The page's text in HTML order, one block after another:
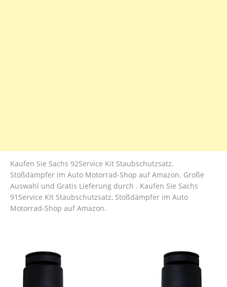
Kaufen Sie Sachs 92Service Kit Staubschutzsatz,
Stoßdämpfer im Auto Motorrad-Shop auf Amazon. Große
Auswahl und Gratis Lieferung durch . Kaufen Sie Sachs
91Service Kit Staubschutzsatz, Stoßdämpfer im Auto
Motorrad-Shop auf Amazon.